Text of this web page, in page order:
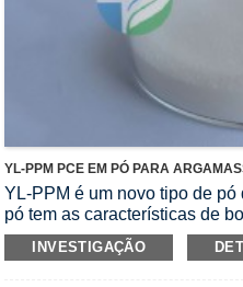
YL-PPM PCE EM PÓ PARA
YL-PPM é um novo tipo de
pó tem as características de
de água e boa solubilidade.É
de bases de cimento ou
INVESTIGAÇÃO